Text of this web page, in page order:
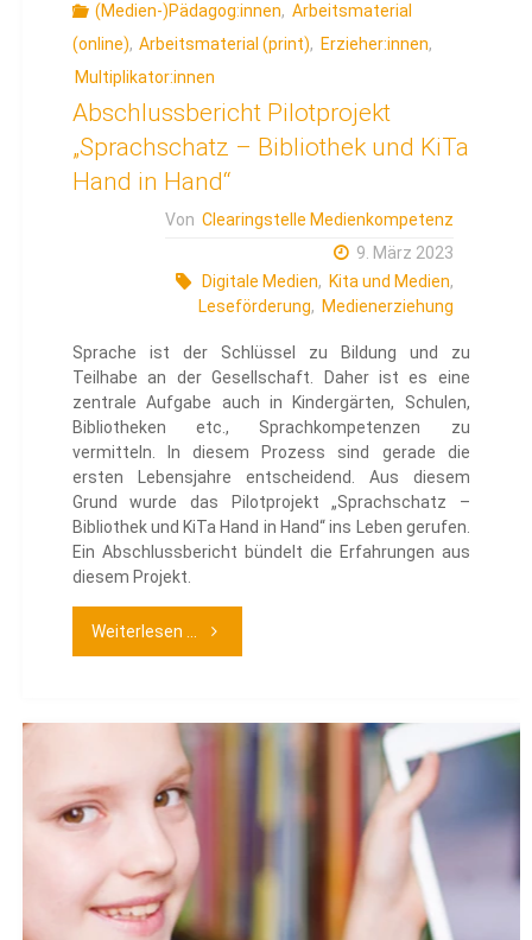
(Medien-)Pädagog:innen, Arbeitsmaterial
(online), Arbeitsmaterial (print), Erzieher:innen,
Multiplikator:innen
Abschlussbericht Pilotprojekt
„Sprachschatz – Bibliothek und KiTa
Hand in Hand“
Von Clearingstelle Medienkompetenz
9. März 2023
Digitale Medien, Kita und Medien,
Leseförderung, Medienerziehung
Sprache ist der Schlüssel zu Bildung und zu
Teilhabe an der Gesellschaft. Daher ist es eine
zentrale Aufgabe auch in Kindergärten, Schulen,
Bibliotheken etc., Sprachkompetenzen zu
vermitteln. In diesem Prozess sind gerade die
ersten Lebensjahre entscheidend. Aus diesem
Grund wurde das Pilotprojekt „Sprachschatz –
Bibliothek und KiTa Hand in Hand“ ins Leben gerufen.
Ein Abschlussbericht bündelt die Erfahrungen aus
diesem Projekt.
Weiterlesen ... "Abschlussbericht
„Sprachschatz
Bibliothek
KiTa